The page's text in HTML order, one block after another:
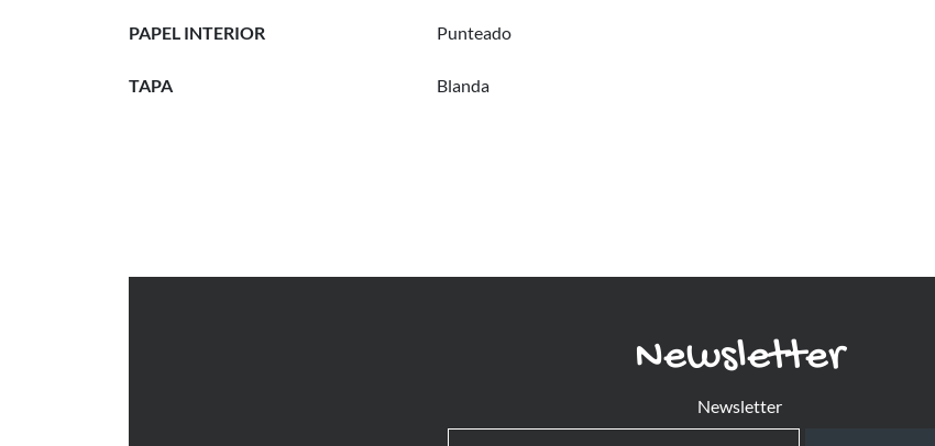
PAPEL INTERIOR Punteado
TAPA Blanda
Newsletter
Newsletter